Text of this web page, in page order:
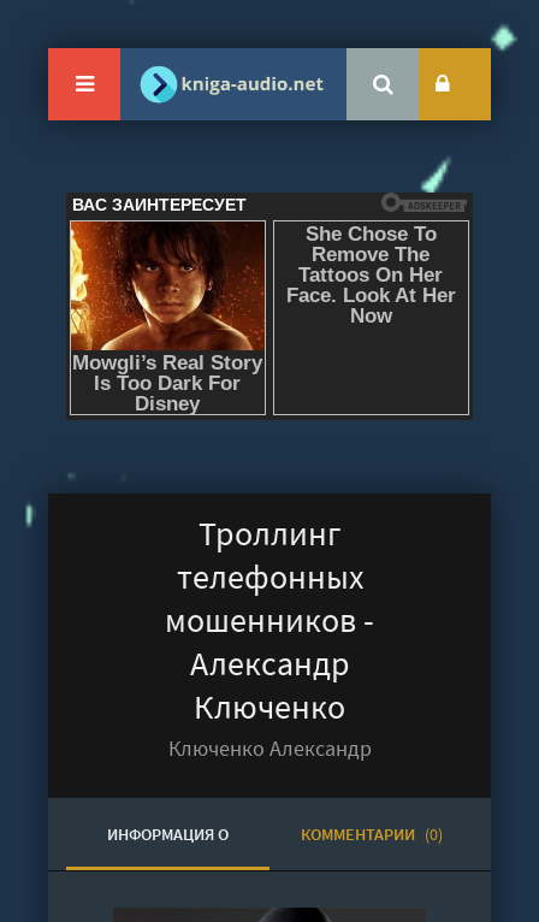
Троллинг
телефонных
мошенников -
Александр
Ключенко
Ключенко Александр
ИНФОРМАЦИЯ О
АУДИОКНИГЕ
КОММЕНТАРИИ (0)